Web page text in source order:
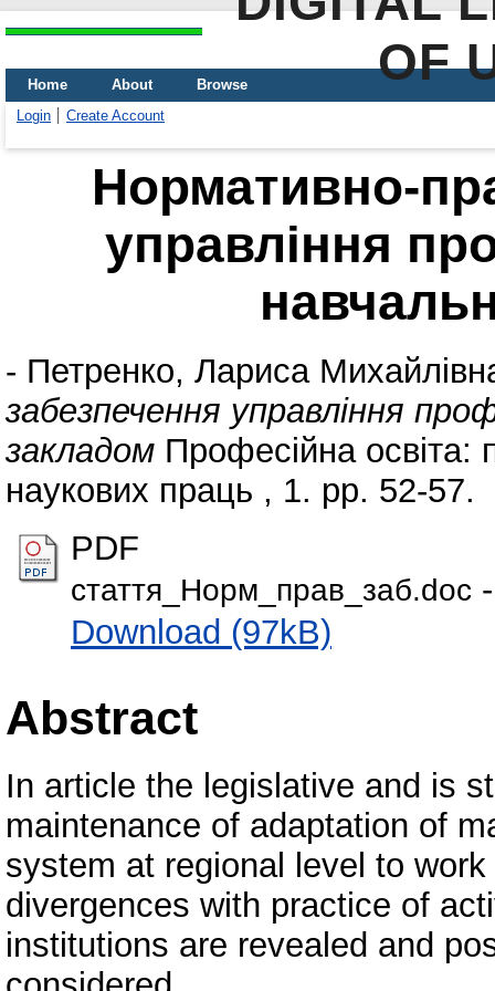
OF
Home About
Browse
Login
Create Account
Нормативно-
управління
- Петренко, Лариса
забезпечення управління
закладом Професійна освіта:
наукових праць , 1. pp. 52-57.
PDF
стаття_Норм_прав_заб.doc
Download (97kB)
Abstract
In article the legislative and is
maintenance of adaptation of
system at regional level to
divergences with practice of
institutions are revealed and